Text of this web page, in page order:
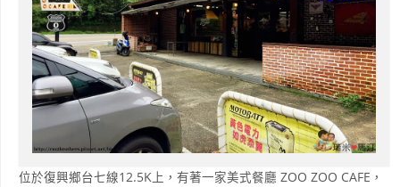
位於復興鄉台七線12.5K上，有著一家美式餐廳 ZOO ZOO CAFE，